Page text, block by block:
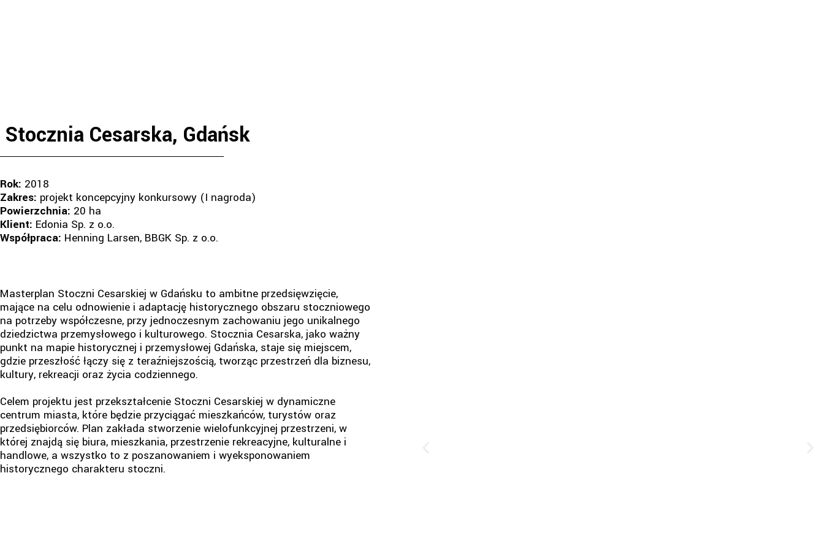
Stocznia Cesarska, Gdańsk
Rok: 2018
Zakres: projekt koncepcyjny konkursowy (I nagroda)
Powierzchnia: 20 ha
Klient: Edonia Sp. z o.o.
Współpraca: Henning Larsen, BBGK Sp. z o.o.
Masterplan Stoczni Cesarskiej w Gdańsku to ambitne przedsięwzięcie,
mające na celu odnowienie i adaptację historycznego obszaru stoczniowego
na potrzeby współczesne, przy jednoczesnym zachowaniu jego unikalnego
dziedzictwa przemysłowego i kulturowego. Stocznia Cesarska, jako ważny
punkt na mapie historycznej i przemysłowej Gdańska, staje się miejscem,
gdzie przeszłość łączy się z teraźniejszością, tworząc przestrzeń dla biznesu,
kultury, rekreacji oraz życia codziennego.
Celem projektu jest przekształcenie Stoczni Cesarskiej w dynamiczne
centrum miasta, które będzie przyciągać mieszkańców, turystów oraz
przedsiębiorców. Plan zakłada stworzenie wielofunkcyjnej przestrzeni, w
której znajdą się biura, mieszkania, przestrzenie rekreacyjne, kulturalne i
handlowe, a wszystko to z poszanowaniem i wyeksponowaniem
historycznego charakteru stoczni.